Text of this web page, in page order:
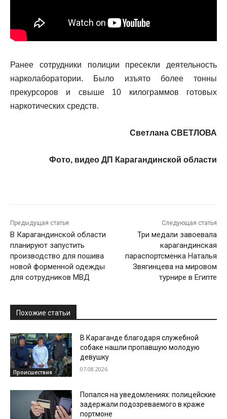
Ранее сотрудники полиции пресекли деятельность
нарколаборатории. Было изъято более тонны
прекурсоров и свыше 10 килограммов готовых
наркотических средств.
Светлана СВЕТЛОВА
Фото, видео ДП Карагандинской области
Предыдущая статья
В Карагандинской области
планируют запустить
производство для пошива
новой форменной одежды
для сотрудников МВД
Следующая статья
Три медали завоевала
карагандинская
параспортсменка Наталья
Звягинцева на мировом
турнире в Египте
Похожие статьи
Происшествия
В Караганде благодаря служебной
собаке нашли пропавшую молодую
девушку
07.08.2026
Попался на уведомлениях: полицейские
задержали подозреваемого в краже
портмоне